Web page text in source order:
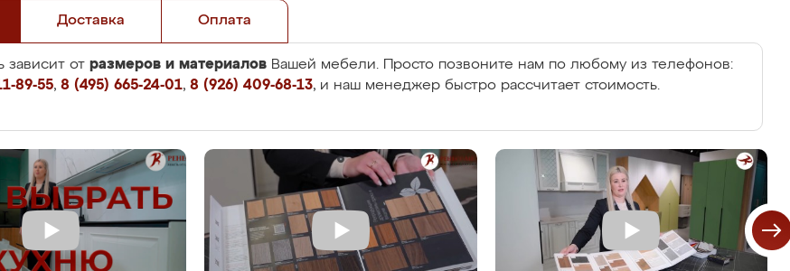
Доставка Оплата
зависит от размеров и материалов Вашей мебели. Просто позвоните нам по любому из телефонов:
89-55, 8 (495) 665-24-01, 8 (926) 409-68-13, и наш менеджер быстро рассчитает стоимость.